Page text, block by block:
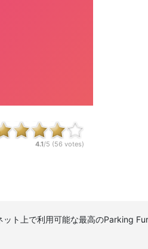
4.1/5 (56 votes)
ト上で利用可能な最高のParking